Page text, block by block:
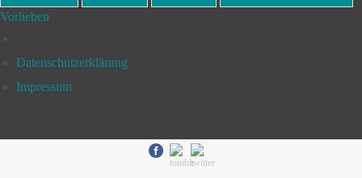
Vorlieben
Datenschutzerklärung
Impressum